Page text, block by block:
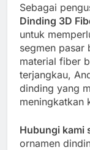
Sebagai
Dinding 3D
untuk
segmen pasar
material fiber
terjangkau,
dinding yang
meningkatkan
Hubungi kami
ornamen